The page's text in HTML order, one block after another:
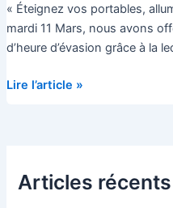
« Éteignez vos portables,
mardi 11 Mars, nous avons
d’heure d’évasion grâce à la
Nos
Lire l’article »
Articles récents